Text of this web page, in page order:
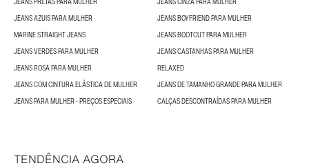
JEANS AZUIS PARA MULHER
JEANS BOYFRIEND PARA MULHER
MARINE STRAIGHT JEANS
JEANS BOOTCUT PARA MULHER
JEANS VERDES PARA MULHER
JEANS CASTANHAS PARA MULHER
JEANS ROSA PARA MULHER
RELAXED
JEANS COM CINTURA ELÁSTICA DE MULHER
JEANS DE TAMANHO GRANDE PARA MULHER
JEANS PARA MULHER - PREÇOS ESPECIAIS
CALÇAS DESCONTRAÍDAS PARA MULHER
TENDÊNCIA AGORA